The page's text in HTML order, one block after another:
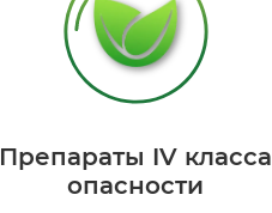
Препараты IV класса
опасности